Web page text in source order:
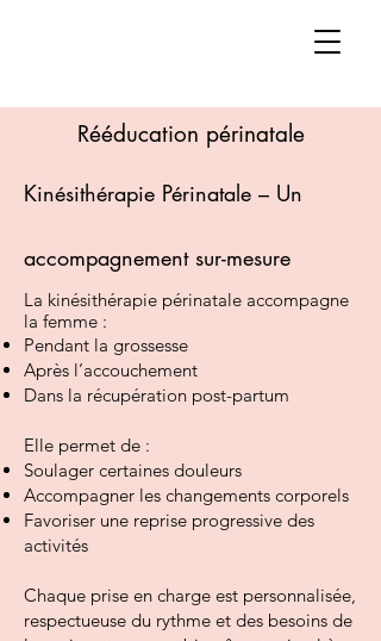
Rééducation périnatale
Kinésithérapie Périnatale – Un
accompagnement sur-mesure
La kinésithérapie périnatale accompagne
la femme :
Pendant la grossesse
Après l’accouchement
Dans la récupération post-partum
Elle permet de :
Soulager certaines douleurs
Accompagner les changements corporels
Favoriser une reprise progressive des
activités
Chaque prise en charge est personnalisée,
respectueuse du rythme et des besoins de